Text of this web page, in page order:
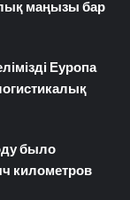
маңызы бар
Еуропа
было
километров